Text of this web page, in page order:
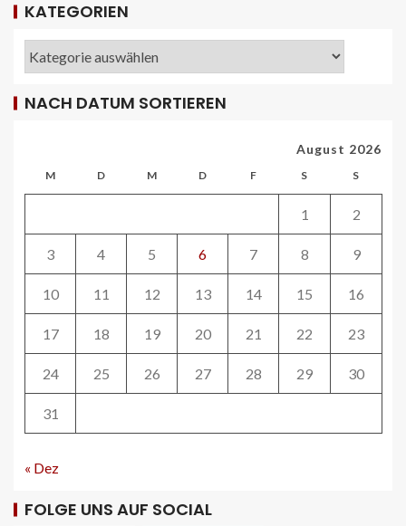
KATEGORIEN
NACH DATUM SORTIEREN
August 2026
M D M D F S S
1 2
3 4 5 6 7 8 9
10 11 12 13 14 15 16
17 18 19 20 21 22 23
24 25 26 27 28 29 30
31
« Dez
FOLGE UNS AUF SOCIAL
DE
betriebenen Reisebussen ermitteln
27
starten Mitte Dezember
ÖV-NEWS CH
Fahrplan 2026: Angebotsausbau auf
diversen Linien
29